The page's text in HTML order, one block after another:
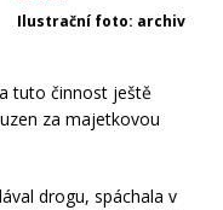
Ilustrační foto: archiv
tuto činnost ještě
za majetkovou
drogu, spáchala v